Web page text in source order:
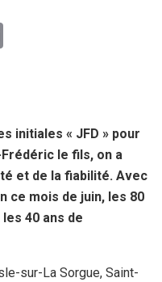
initiales « JFD » pour
le fils, on a
et de la fiabilité. Avec
ce mois de juin, les 80
40 ans de
sur-La Sorgue, Saint-